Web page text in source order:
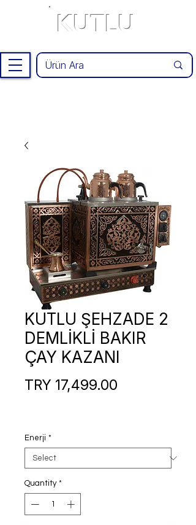
KUTLU
KUTLU ŞEHZADE 2
DEMLİKLİ BAKIR
ÇAY KAZANI
TRY 17,499.00
Enerji *
Quantity *